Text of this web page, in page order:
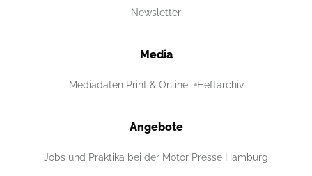
Newsletter
Media
Mediadaten Print & Online Heftarchiv
Angebote
Jobs und Praktika bei der Motor Presse Hamburg